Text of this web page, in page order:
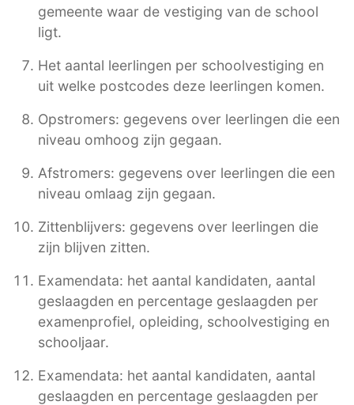
gemeente waar de vestiging van de school
ligt.
Het aantal leerlingen per schoolvestiging en
uit welke postcodes deze leerlingen komen.
Opstromers: gegevens over leerlingen die een
niveau omhoog zijn gegaan.
Afstromers: gegevens over leerlingen die een
niveau omlaag zijn gegaan.
Zittenblijvers: gegevens over leerlingen die
zijn blijven zitten.
Examendata: het aantal kandidaten, aantal
geslaagden en percentage geslaagden per
examenprofiel, opleiding, schoolvestiging en
schooljaar.
Examendata: het aantal kandidaten, aantal
geslaagden en percentage geslaagden per